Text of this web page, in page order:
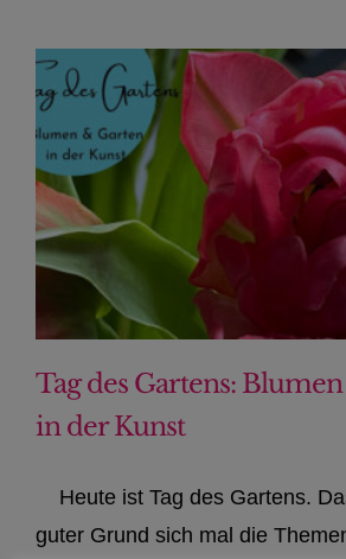
Tag des Gartens:
in der Kunst
Heute ist Tag des Gartens.
guter Grund sich mal die